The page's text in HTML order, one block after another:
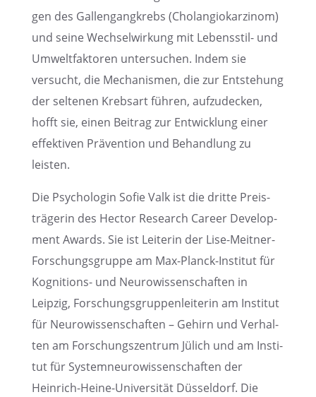
gen des Gallen­gang­krebs (Cholang­io­kar­zi­nom)
und seine Wechsel­wir­kung mit Lebens­stil- und
Umwelt­fak­to­ren unter­su­chen. Indem sie
versucht, die Mecha­nis­men, die zur Entste­hung
der selte­nen Krebs­art führen, aufzu­de­cken,
hofft sie, einen Beitrag zur Entwick­lung einer
effek­ti­ven Präven­tion und Behand­lung zu
leisten.
Die Psycho­lo­gin Sofie Valk ist die dritte Preis­
trä­ge­rin des Hector Research Career Develo­p­
ment Awards. Sie ist Leite­rin der Lise-Meitner-
Forschungs­gruppe am Max-Planck-Insti­tut für
Kogni­ti­ons- und Neuro­wis­sen­schaf­ten in
Leipzig, Forschungs­grup­pen­lei­te­rin am Insti­tut
für Neuro­wis­sen­schaf­ten – Gehirn und Verhal­
ten am Forschungs­zen­trum Jülich und am Insti­
tut für System­n­eu­ro­wis­sen­schaf­ten der
Heinrich-Heine-Univer­si­tät Düssel­dorf. Die